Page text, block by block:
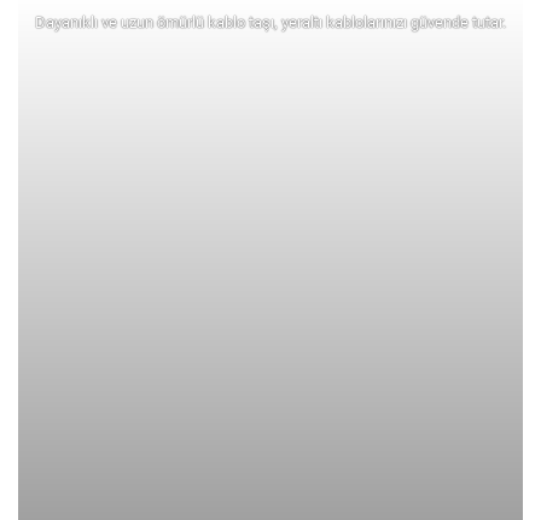
Dayanıklı ve uzun ömürlü kablo taşı, yeraltı kablolarınızı güvende tutar.